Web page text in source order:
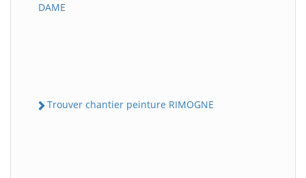
DAME
Trouver chantier peinture RIMOGNE